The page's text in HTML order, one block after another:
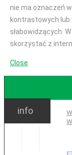
nie ma oznaczeń
kontrastowych lub
słabowidzących.
skorzystać z
Close
Ważne:
info